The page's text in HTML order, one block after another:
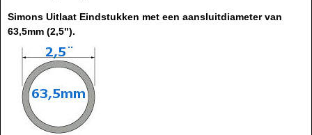
Simons Uitlaat Eindstukken met een aansluitdiameter van
63,5mm (2,5").